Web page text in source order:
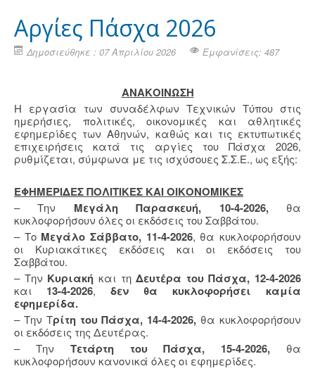
Aργίες Πάσχα 2026
Δημοσιεύθηκε : 07 Απριλίου 2026 Εμφανίσεις: 487
ΑΝΑΚΟΙΝΩΣΗ
Η εργασία των συναδέλφων Τεχνικών Τύπου στις
ημερήσιες, πολιτικές, οικονομικές και αθλητικές
εφημερίδες των Αθηνών, καθώς και τις εκτυπωτικές
επιχειρήσεις κατά τις αργίες του Πάσχα 2026,
ρυθμίζεται, σύμφωνα με τις ισχύσουες Σ.Σ.Ε., ως εξής:
ΕΦΗΜΕΡΙΔΕΣ ΠΟΛΙΤΙΚΕΣ ΚΑΙ ΟΙΚΟΝΟΜΙΚΕΣ
– Την Μεγάλη Παρασκευή, 10-4-2026,θα
κυκλοφορήσουν όλες οι εκδόσεις του Σαββάτου.
– ΤοΜεγάλο Σάββατο, 11-4-2026, θα κυκλοφορήσουν
οι Κυριακάτικες εκδόσεις και οι εκδόσεις του
Σαββάτου.
– Την Κυριακή και τηΔευτέρα του Πάσχα, 12-4-2026
και 13-4-2026, δεν θα κυκλοφορήσει καμία
εφημερίδα.
– Την Τρίτη του Πάσχα, 14-4-2026, θα κυκλοφορήσουν
οι εκδόσεις της Δευτέρας.
– Την Τετάρτη του Πάσχα, 15-4-2026, θα
κυκλοφορήσουν κανονικά όλες οι εφημερίδες.